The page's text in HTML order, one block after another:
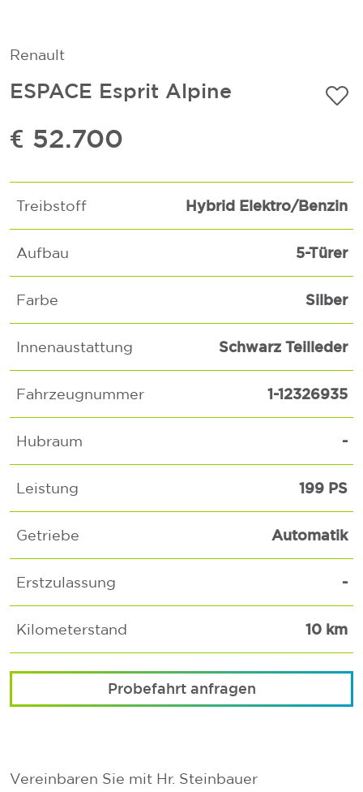
Renault
ESPACE Esprit Alpine
€ 52.700
Treibstoff Hybrid Elektro/Benzin
Aufbau 5-Türer
Farbe Silber
Innenaustattung Schwarz Teilleder
Fahrzeugnummer 1-12326935
Hubraum -
Leistung 199 PS
Getriebe Automatik
Erstzulassung -
Kilometerstand 10 km
Probefahrt anfragen
Vereinbaren Sie mit Hr. Steinbauer